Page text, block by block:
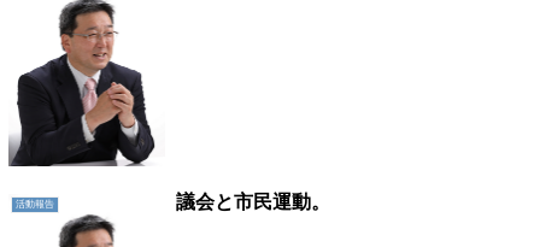
活動報告 議会と市民運動。